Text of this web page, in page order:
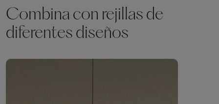
Combina con rejillas de
diferentes diseños